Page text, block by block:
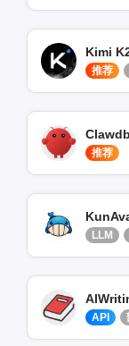
Kimi
推荐
推荐
LLM
API